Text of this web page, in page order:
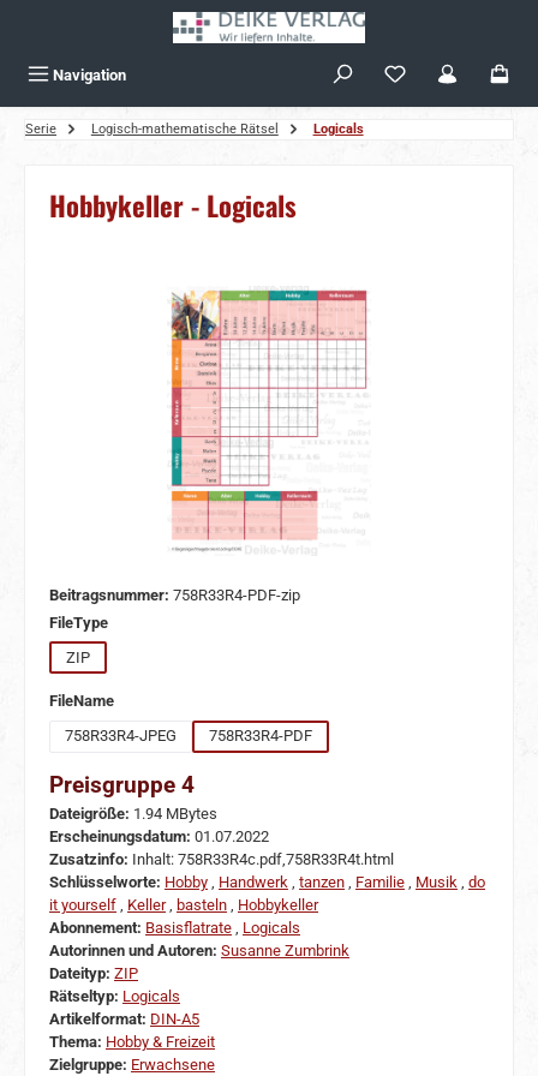
Navigation
Serie Logisch-mathematische Rätsel Logicals
Hobbykeller - Logicals
Bildergalerie überspringen
Beitragsnummer: 758R33R4-PDF-zip
FileTypeauswählen
ZIP
FileNameauswählen
758R33R4-JPEG
758R33R4-PDF
Preisgruppe 4
Dateigröße: 1.94 MBytes
Erscheinungsdatum: 01.07.2022
Zusatzinfo: Inhalt: 758R33R4c.pdf,758R33R4t.html
Schlüsselworte: Hobby Handwerk tanzen Familie Musik
do
it yourself
Keller, basteln
Hobbykeller
Abonnement: Basisflatrate
Logicals
Autorinnen und Autoren: Susanne Zumbrink
Dateityp: ZIP
Rätseltyp: Logicals
Artikelformat: DIN-A5
Thema: Hobby & Freizeit
Zielgruppe: Erwachsene